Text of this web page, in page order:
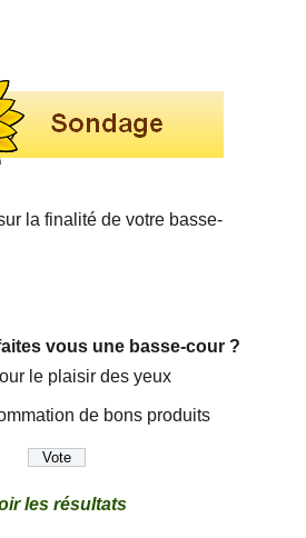
la finalité de votre basse-
vous une basse-cour ?
le plaisir des yeux
de bons produits
les résultats